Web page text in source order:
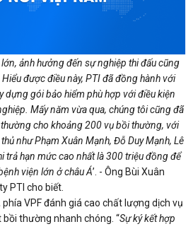
ảnh hưởng đến sự nghiệp thi đấu cũng
được điều này, PTI đã đồng hành với
dựng gói bảo hiểm phù hợp với điều kiện
Mấy năm vừa qua, chúng tôi cũng đã
cho khoảng 200 vụ bồi thường, với
như Phạm Xuân Mạnh, Đỗ Duy Mạnh, Lê
trả hạn mức cao nhất là 300 triệu đồng để
viện lớn ở châu Á’. - Ông Bùi Xuân
PTI cho biết.
VPF đánh giá cao chất lượng dịch vụ
thường nhanh chóng. “Sự ký kết hợp